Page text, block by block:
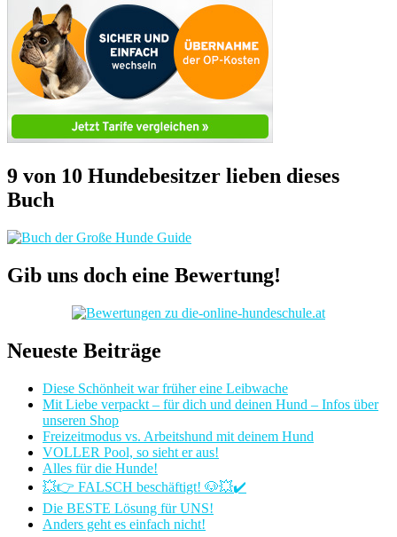
9 von 10 Hundebesitzer lieben dieses
Buch
Gib uns doch eine Bewertung!
Neueste Beiträge
Diese Schönheit war früher eine Leibwache
Mit Liebe verpackt – für dich und deinen Hund – Infos über
unseren Shop
Freizeitmodus vs. Arbeitshund mit deinem Hund
VOLLER Pool, so sieht er aus!
Alles für die Hunde!
💥👉 FALSCH beschäftigt! 🐶💥✔️
Die BESTE Lösung für UNS!
Anders geht es einfach nicht!